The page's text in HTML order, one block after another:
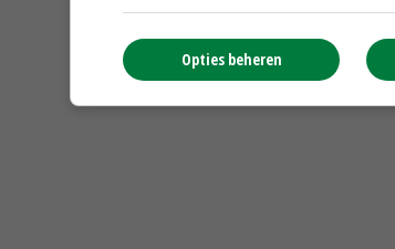
Opties beheren